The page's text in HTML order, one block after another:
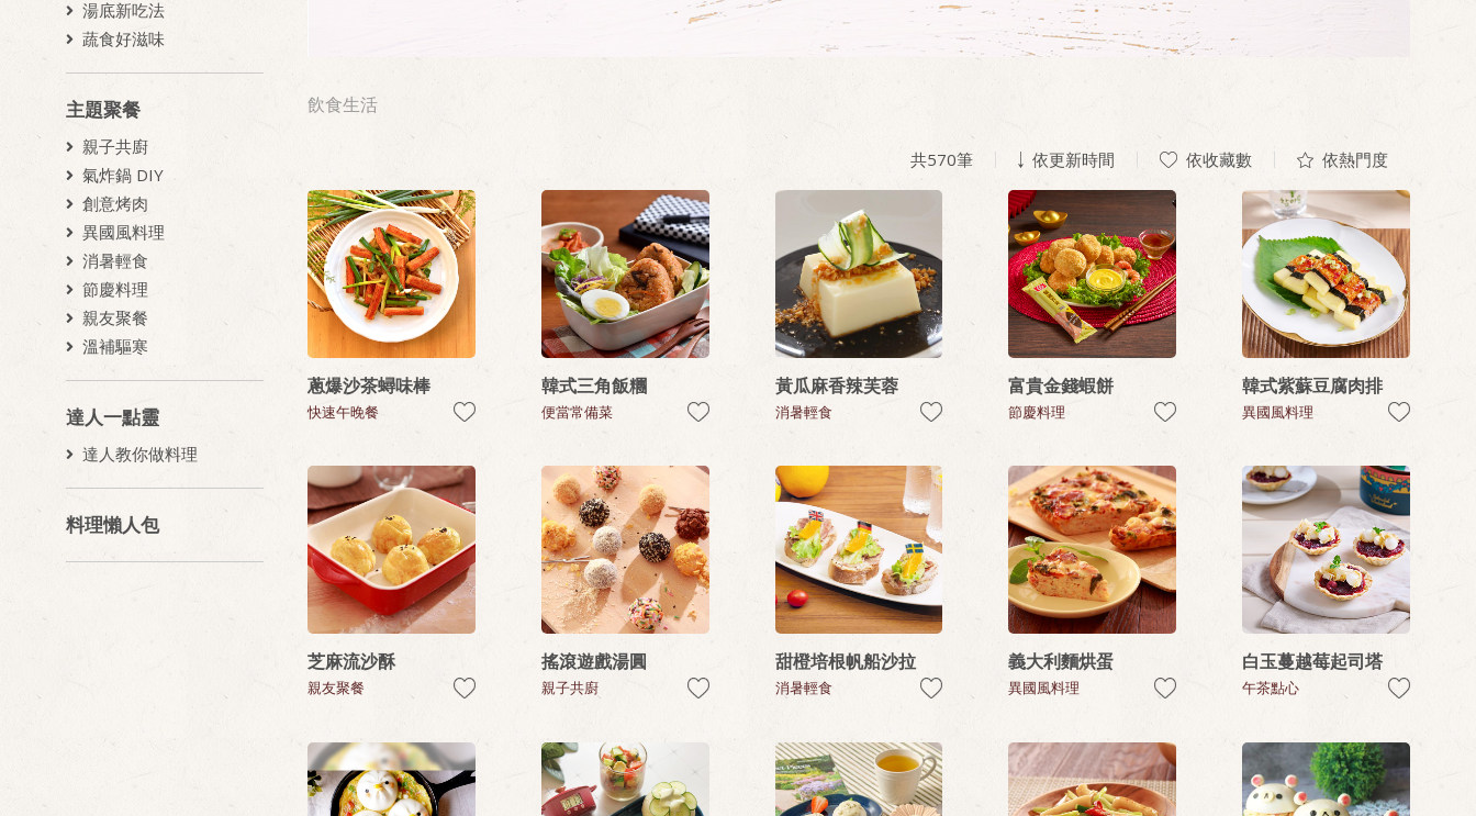
湯底新吃法
蔬食好滋味
主題聚餐
親子共廚
氣炸鍋 DIY
創意烤肉
異國風料理
消暑輕食
節慶料理
親友聚餐
溫補驅寒
達人一點靈
達人教你做料理
料理懶人包
飲食生活
共570筆 依更新時間 依收藏數 依熱門度
蔥爆沙茶蟳味棒
快速午晚餐
韓式三角飯糰
便當常備菜
黃瓜麻香辣芙蓉
消暑輕食
富貴金錢蝦餅
節慶料理
韓式紫蘇豆腐肉排
異國風料理
芝麻流沙酥
親友聚餐
搖滾遊戲湯圓
親子共廚
甜橙培根帆船沙拉
消暑輕食
義大利麵烘蛋
異國風料理
白玉蔓越莓起司塔
午茶點心